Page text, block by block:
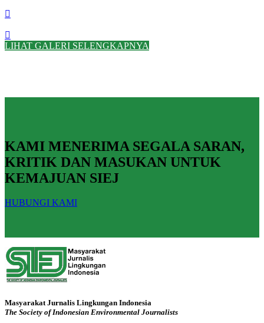
LIHAT GALERI SELENGKAPNYA
KAMI MENERIMA SEGALA SARAN,
KRITIK DAN MASUKAN UNTUK
KEMAJUAN SIEJ
HUBUNGI KAMI
Masyarakat Jurnalis Lingkungan Indonesia
The Society of Indonesian Environmental Journalists